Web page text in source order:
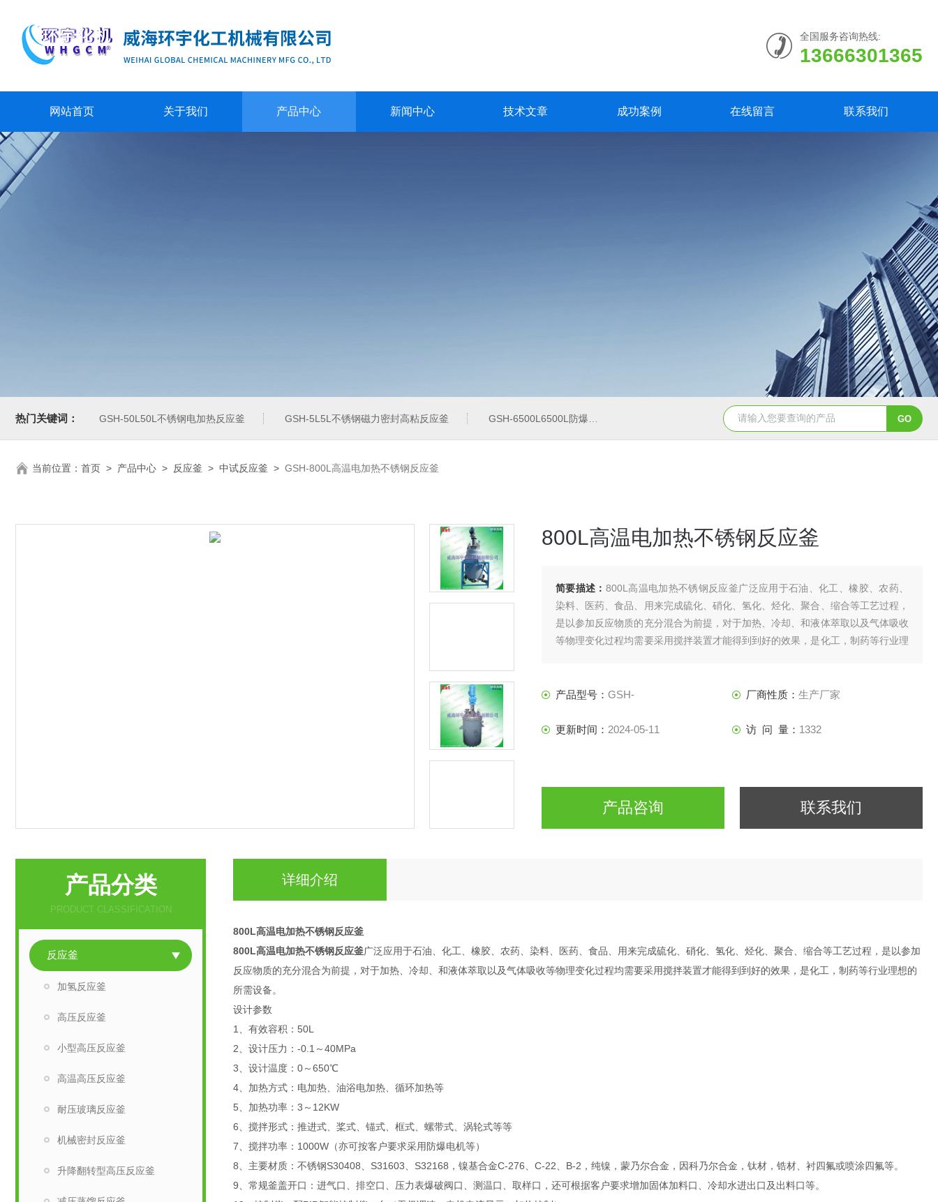
全国服务咨询热线:
13666301365
网站首页 关于我们 产品中心 新闻中心 技术文章 成功案例 在线留言 联系我们
热门关键词： GSH-50L50L不锈钢电加热反应釜 GSH-5L5L不锈钢磁力密封高粘反应釜 GSH-6500L6500L防爆加氢工业反应釜 GSH-0.5L0.5L不锈钢磁力密封聚酯反应釜
当前位置： 首页 > 产品中心 > 反应釜 > 中试反应釜 > GSH-800L高温电加热不锈钢反应釜
800L高温电加热不锈钢反应釜
简要描述： 800L高温电加热不锈钢反应釜广泛应用于石油、化工、橡胶、农药、
染料、医药、食品、用来完成硫化、硝化、氢化、烃化、聚合、缩合等工艺过程，
是以参加反应物质的充分混合为前提，对于加热、冷却、和液体萃取以及气体吸收
等物理变化过程均需要采用搅拌装置才能得到到好的效果，是化工，制药等行业理
产品型号： GSH- 厂商性质： 生产厂家
更新时间： 2024-05-11 访 问 量： 1332
产品咨询 联系我们
产品分类
PRODUCT CLASSIFICATION
反应釜
加氢反应釜
高压反应釜
小型高压反应釜
高温高压反应釜
耐压玻璃反应釜
机械密封反应釜
升降翻转型高压反应釜
详细介绍
800L高温电加热不锈钢反应釜
800L高温电加热不锈钢反应釜广泛应用于石油、化工、橡胶、农药、染料、医药、食品、用来完成硫化、硝化、氢化、烃化、聚合、缩合等工艺过程，是以参加
反应物质的充分混合为前提，对于加热、冷却、和液体萃取以及气体吸收等物理变化过程均需要采用搅拌装置才能得到到好的效果，是化工，制药等行业理想的
所需设备。
设计参数
1、有效容积：50L
2、设计压力：-0.1～40MPa
3、设计温度：0～650℃
4、加热方式：电加热、油浴电加热、循环加热等
5、加热功率：3～12KW
6、搅拌形式：推进式、桨式、锚式、框式、螺带式、涡轮式等等
7、搅拌功率：1000W（亦可按客户要求采用防爆电机等）
8、主要材质：不锈钢S30408、S31603、S32168，镍基合金C-276、C-22、B-2，纯镍，蒙乃尔合金，因科乃尔合金，钛材，锆材、衬四氟或喷涂四氟等。
9、常规釜盖开口：进气口、排空口、压力表爆破阀口、测温口、取样口，还可根据客户要求增加固体加料口、冷却水进出口及出料口等。